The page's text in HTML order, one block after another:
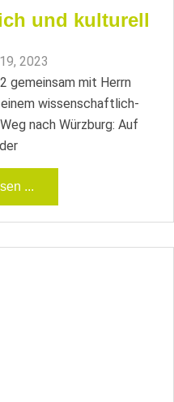
und kulturell
2023
gemeinsam mit Herrn
wissenschaftlich-
nach Würzburg: Auf
...